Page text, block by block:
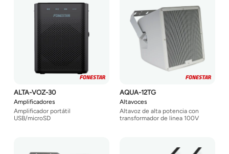
ALTA-VOZ-30
Amplificadores
Amplificador portátil
USB/microSD
AQUA-12TG
Altavoces
Altavoz de alta potencia con
transformador de linea 100V